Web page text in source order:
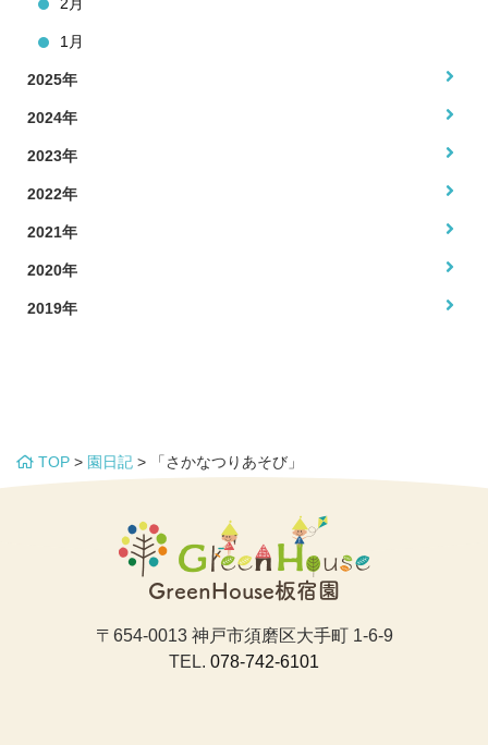
2月
1月
2025年
2024年
2023年
2022年
2021年
2020年
2019年
TOP > 園日記 > 「さかなつりあそび」
GreenHouse板宿園
〒654-0013 神戸市須磨区大手町 1-6-9
TEL. 078-742-6101